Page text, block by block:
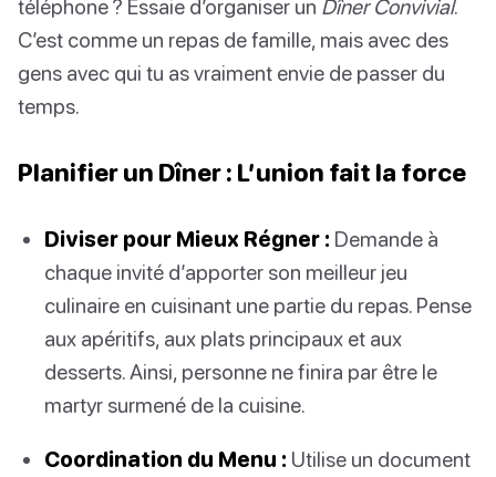
téléphone ? Essaie d’organiser un Dîner Convivial.
C’est comme un repas de famille, mais avec des
gens avec qui tu as vraiment envie de passer du
temps.
Planifier un Dîner : L’union fait la force
Diviser pour Mieux Régner : Demande à
chaque invité d’apporter son meilleur jeu
culinaire en cuisinant une partie du repas. Pense
aux apéritifs, aux plats principaux et aux
desserts. Ainsi, personne ne finira par être le
martyr surmené de la cuisine.
Coordination du Menu : Utilise un document